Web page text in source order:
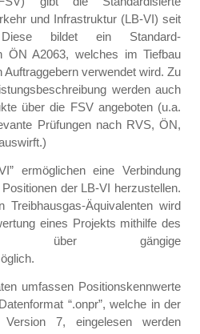
und Infrastruktur (LB-VI) seit
bildet ein Standard-
ÖN A2063, welches im Tiefbau
verwendet wird. Zu
werden auch
über die FSV angeboten (u.a.
Prüfungen nach RVS, ÖN,
ermöglichen eine Verbindung
der LB-VI herzustellen.
Treibhausgas-Äquivalenten wird
eines Projekts mithilfe des
über gängige
umfassen Positionskennwerte
“.onpr”, welche in der
7, eingelesen werden